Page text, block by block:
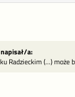
a:
Radzieckim (...) może